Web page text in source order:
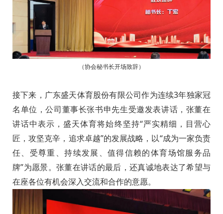
（协会秘书长开场致辞）
接下来，广东盛天体育股份有限公司作为连续3年独家冠
名单位，公司董事长张书申先生受邀发表讲话，张董在
讲话中表示，盛天体育将始终坚持“严实精细，目营心
匠，攻坚克辛，追求卓越”的发展战略，以“成为一家负责
任、受尊重、持续发展、值得信赖的体育场馆服务品
牌”为愿景。张董在讲话的最后，还真诚地表达了希望与
在座各位有机会深入交流和合作的意愿。